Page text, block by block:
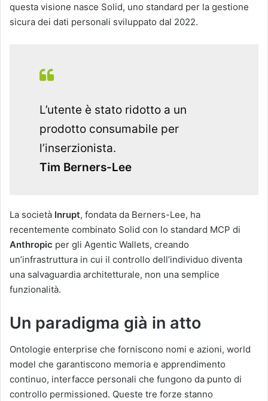
questa visione nasce Solid, uno standard per la gestione
sicura dei dati personali sviluppato dal 2022.
L’utente è stato ridotto a un
prodotto consumabile per
l’inserzionista.
Tim Berners-Lee
La società Inrupt, fondata da Berners-Lee, ha
recentemente combinato Solid con lo standard MCP di
Anthropic per gli Agentic Wallets, creando
un’infrastruttura in cui il controllo dell’individuo diventa
una salvaguardia architetturale, non una semplice
funzionalità.
Un paradigma già in atto
Ontologie enterprise che forniscono nomi e azioni, world
model che garantiscono memoria e apprendimento
continuo, interfacce personali che fungono da punto di
controllo permissioned. Queste tre forze stanno